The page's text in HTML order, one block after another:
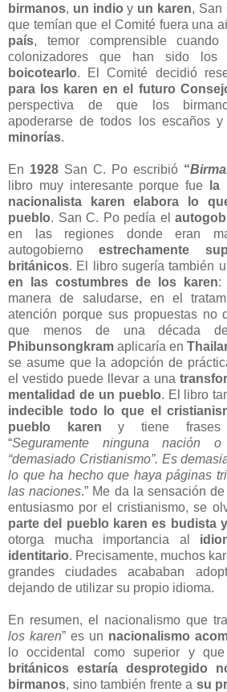
birmanos, un indio y un karen, San
que temían que el Comité fuera una
país, temor comprensible
colonizadores que han sido los
boicotearlo. El Comité decidió
para los karen en el futuro
perspectiva de que los
apoderarse de todos los escaños
minorías.
En 1928 San C. Po escribió “
libro muy interesante porque fue
la
nacionalista karen elabora lo
pueblo. San C. Po pedía el
en las regiones donde eran
autogobiernoestrechamente
británicos. El libro sugería también
en las costumbres de los karen:
manera de saludarse, en el
atención porque sus propuestas no
que menos de una década
Phibunsongkram aplicaría en
se asume que la adopción de
el vestido puede llevar a una
mentalidad de un pueblo. El libro
indecible todo lo que el
pueblo karen y tiene frases
“Seguramente ninguna nación
“demasiado Cristianismo”. Es
lo que ha hecho que haya páginas
las naciones.” Me da la sensación
entusiasmo por el cristianismo, se
parte del pueblo karen es budista
otorga mucha importancia al
identitario. Precisamente, muchos
grandes ciudades acababan
dejando de utilizar su propio idioma.
En resumen, el nacionalismo que
los karen” es un nacionalismo
lo occidental como superior y
británicos estaría desprotegido
birmanos, sino también frente a su